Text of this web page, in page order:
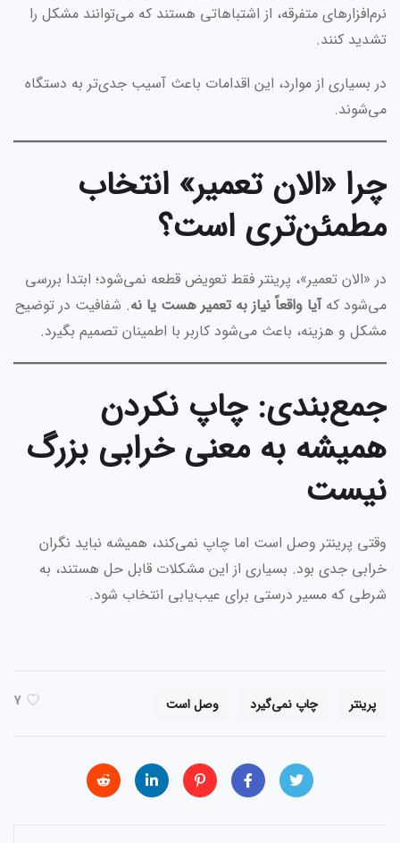
نرم‌افزارهای متفرقه، از اشتباهاتی هستند که می‌توانند مشکل را
تشدید کنند.
در بسیاری از موارد، این اقدامات باعث آسیب جدی‌تر به دستگاه
می‌شوند.
چرا «الان تعمیر» انتخاب
مطمئن‌تری است؟
در «الان تعمیر»، پرینتر فقط تعویض قطعه نمی‌شود؛ ابتدا بررسی
می‌شود کهآیا واقعاً نیاز به تعمیر هست یا نه. شفافیت در توضیح
مشکل و هزینه، باعث می‌شود کاربر با اطمینان تصمیم بگیرد.
جمع‌بندی: چاپ نکردن
همیشه به معنی خرابی بزرگ
نیست
وقتی پرینتر وصل است اما چاپ نمی‌کند، همیشه نباید نگران
خرابی جدی بود. بسیاری از این مشکلات قابل حل هستند، به
شرطی که مسیر درستی برای عیب‌یابی انتخاب شود.
پرینتر چاپ نمی‌گیرد وصل است 7